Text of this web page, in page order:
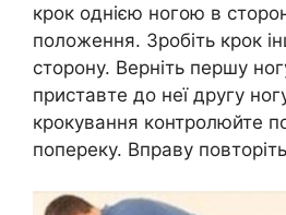
крок однією ногою в
положення. Зробіть крок
сторону. Верніть першу
приставте до неї другу
крокування контролюйте
попереку. Вправу